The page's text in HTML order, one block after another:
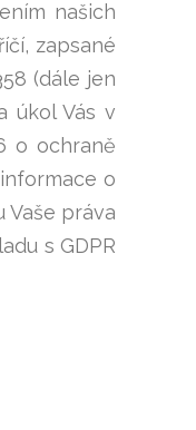
našich
zapsané
(dále jen
úkol Vás v
o ochraně
o
Vaše práva
s GDPR